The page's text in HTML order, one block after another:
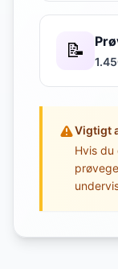
📝
Vigtigt
Hvis